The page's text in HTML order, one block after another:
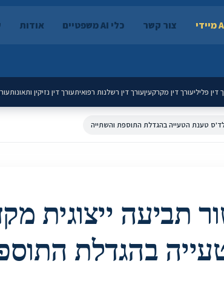
צור קשר כלי AI משפטיים אודות
דין פליליעורך דין מקרקעיןעורך דין רשלנות רפואיתעורך דין נזיקין ותאונות
טענת הטעייה בהגדלת התוספת והשתייה
תביעה ייצוגית
בהגדלת